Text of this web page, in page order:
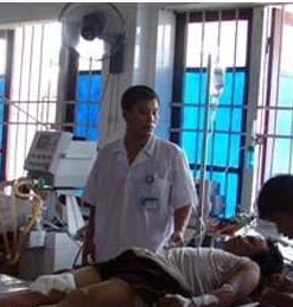
Ảnh
Infographic